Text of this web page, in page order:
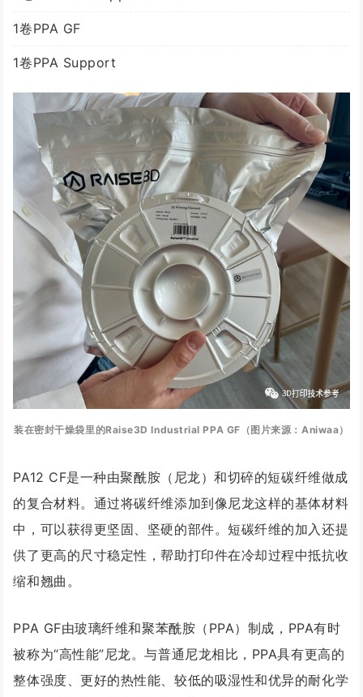
1卷PPA GF
1卷PPA Support
装在密封干燥袋里的Raise3D Industrial PPA GF（图片来源：Aniwaa）
PA12 CF是一种由聚酰胺（尼龙）和切碎的短碳纤维做成
的复合材料。通过将碳纤维添加到像尼龙这样的基体材料
中，可以获得更坚固、坚硬的部件。短碳纤维的加入还提
供了更高的尺寸稳定性，帮助打印件在冷却过程中抵抗收
缩和翘曲。
PPA GF由玻璃纤维和聚苯酰胺（PPA）制成，PPA有时
被称为“高性能”尼龙。与普通尼龙相比，PPA具有更高的
整体强度、更好的热性能、较低的吸湿性和优异的耐化学